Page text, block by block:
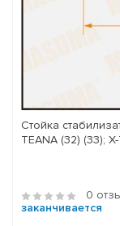
Стойка
TEANA (32) (33);
0
заканчивается